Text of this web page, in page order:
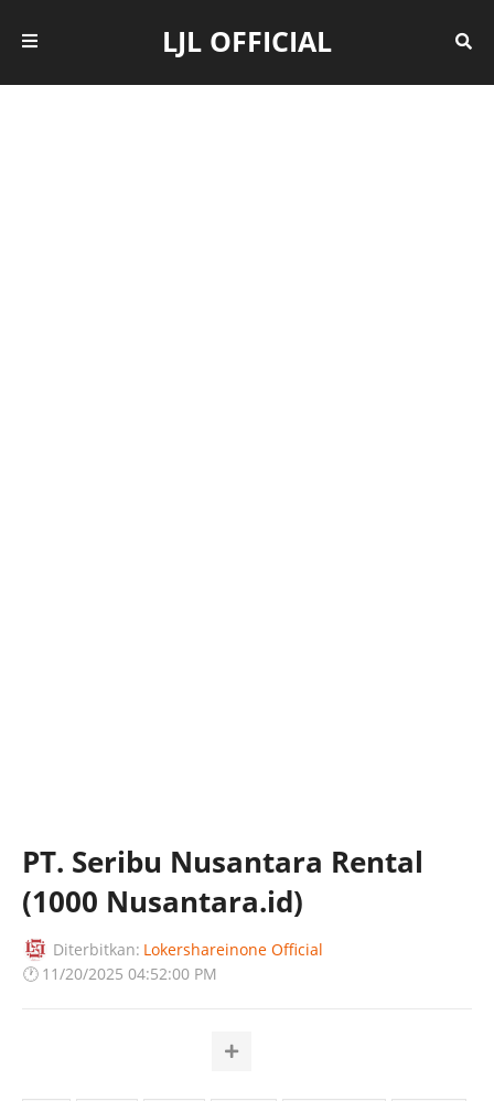
LJL OFFICIAL
PT. Seribu Nusantara Rental
(1000 Nusantara.id)
Diterbitkan: Lokershareinone Official
🕐 11/20/2025 04:52:00 PM